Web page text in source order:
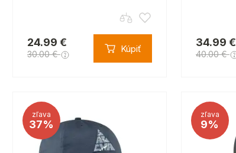
24.99 €
30.00 € Kúpiť
34.99 €
40.00 €
zľava
37%
zľava
9%